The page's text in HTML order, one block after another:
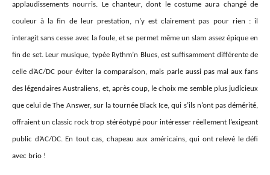
applaudissements nourris. Le chanteur, dont le costume aura changé de
couleur à la fin de leur prestation, n’y est clairement pas pour rien : il
interagit sans cesse avec la foule, et se permet même un slam assez épique en
fin de set. Leur musique, typée Rythm’n Blues, est suffisamment différente de
celle d’AC/DC pour éviter la comparaison, mais parle aussi pas mal aux fans
des légendaires Australiens, et, après coup, le choix me semble plus judicieux
que celui de The Answer, sur la tournée Black Ice, qui s’ils n’ont pas démérité,
offraient un classic rock trop stéréotypé pour intéresser réellement l’exigeant
public d’AC/DC. En tout cas, chapeau aux américains, qui ont relevé le défi
avec brio !